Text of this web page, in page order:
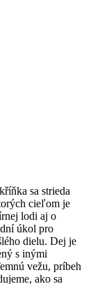
sa strieda
cieľom je
lodi aj o
úkol pro
dielu. Dej je
s inými
vežu, príbeh
ako sa